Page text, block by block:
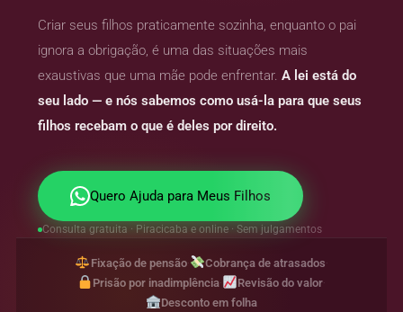
Criar seus filhos praticamente sozinha, enquanto o pai
ignora a obrigação, é uma das situações mais
exaustivas que uma mãe pode enfrentar. A lei está do
seu lado — e nós sabemos como usá-la para que seus
filhos recebam o que é deles por direito.
Quero Ajuda para Meus Filhos
Consulta gratuita · Piracicaba e online · Sem julgamentos
Fixação de pensão· Cobrança de atrasados·
Prisão por inadimplência Revisão do valor·
Desconto em folha